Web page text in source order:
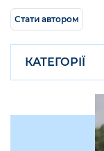
КАТЕГОРІЇ
Стати автором